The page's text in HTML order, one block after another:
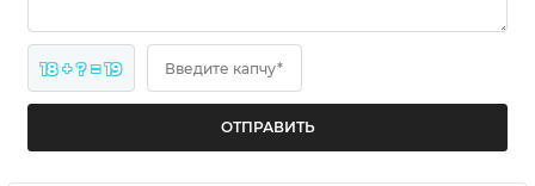
18 + ? = 19 Введите капчу*